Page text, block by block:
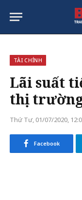
TÀI CHÍNH
Lãi suất
thị
Thứ Tư, 01/07/2020,
Facebook